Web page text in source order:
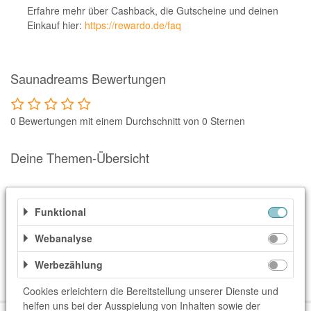
Parfumdreams
OTTO Office
Udemy
HappyKeks
Pets Deli
Click & Boat
Lidl
BOGNER
XXXLutz
BADER
Erfahre mehr über Cashback, die Gutscheine und deinen
Einkauf hier: https://rewardo.de/faq
Saunadreams Bewertungen
0 Bewertungen mit einem Durchschnitt von 0 Sternen
Deine Themen-Übersicht
Ähnliche Shops
Weitere Informationen
Kategorien
Freizeit & Sport Freizeit & Unterhaltung
Funktional
Webanalyse
Werbezählung
Cookies erleichtern die Bereitstellung unserer Dienste und
helfen uns bei der Ausspielung von Inhalten sowie der